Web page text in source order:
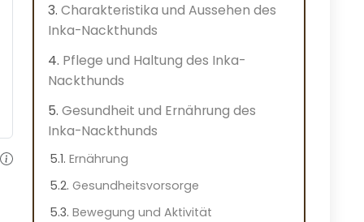
Charakteristika und Aussehen des
Inka-Nackthunds
Pflege und Haltung des Inka-
Nackthunds
Gesundheit und Ernährung des
Inka-Nackthunds
Ernährung
Gesundheitsvorsorge
Bewegung und Aktivität